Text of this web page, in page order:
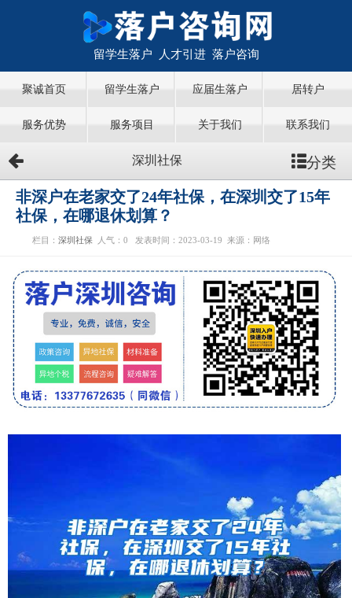
留学生落户 人才引进 落户咨询
聚诚首页 留学生落户 应届生落户 居转户
服务优势 服务项目 关于我们 联系我们
深圳社保 分类
非深户在老家交了24年社保，在深圳交了15年
社保，在哪退休划算？
栏目： 深圳社保 人气： 0 发表时间：2023-03-19 来源：网络